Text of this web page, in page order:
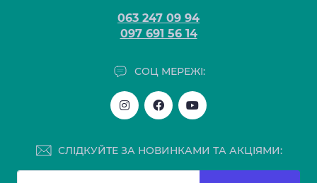
063 247 09 94
097 691 56 14
СОЦ МЕРЕЖІ:
СЛІДКУЙТЕ ЗА НОВИНКАМИ ТА АКЦІЯМИ: